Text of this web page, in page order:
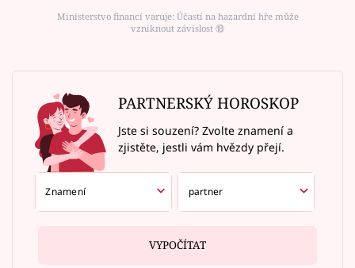
Ministerstvo financí varuje: Účastí na hazardní hře může
vzniknout závislost ⑱
PARTNERSKÝ HOROSKOP
Jste si souzení? Zvolte znamení a
zjistěte, jestli vám hvězdy přejí.
VYPOČÍTAT